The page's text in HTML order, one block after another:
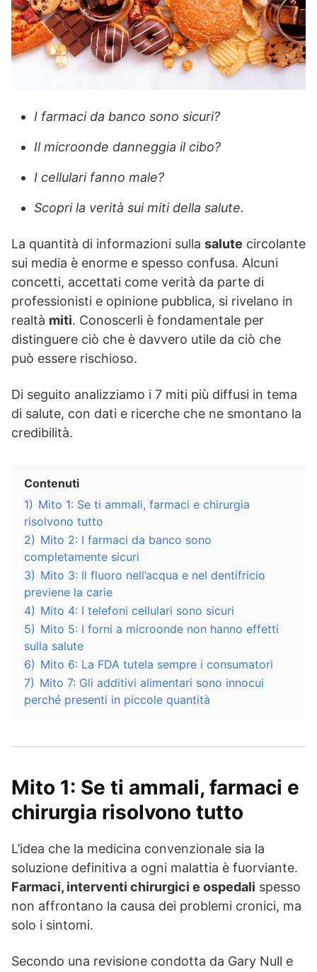
I farmaci da banco sono sicuri?
Il microonde danneggia il cibo?
I cellulari fanno male?
Scopri la verità sui miti della salute.
La quantità di informazioni sulla salute circolante
sui media è enorme e spesso confusa. Alcuni
concetti, accettati come verità da parte di
professionisti e opinione pubblica, si rivelano in
realtà miti. Conoscerli è fondamentale per
distinguere ciò che è davvero utile da ciò che
può essere rischioso.
Di seguito analizziamo i 7 miti più diffusi in tema
di salute, con dati e ricerche che ne smontano la
credibilità.
Contenuti
1) Mito 1: Se ti ammali, farmaci e chirurgia
risolvono tutto
2) Mito 2: I farmaci da banco sono
completamente sicuri
3) Mito 3: Il fluoro nell’acqua e nel dentifricio
previene la carie
4) Mito 4: I telefoni cellulari sono sicuri
5) Mito 5: I forni a microonde non hanno effetti
sulla salute
6) Mito 6: La FDA tutela sempre i consumatori
7) Mito 7: Gli additivi alimentari sono innocui
perché presenti in piccole quantità
Mito 1: Se ti ammali, farmaci e
chirurgia risolvono tutto
L’idea che la medicina convenzionale sia la
soluzione definitiva a ogni malattia è fuorviante.
Farmaci, interventi chirurgici e ospedali spesso
non affrontano la causa dei problemi cronici, ma
solo i sintomi.
Secondo una revisione condotta da Gary Null e